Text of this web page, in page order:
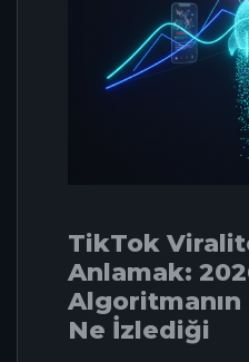
TikTok
Anlamak:
Ne İzlediği